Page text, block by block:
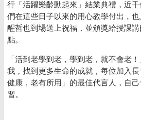
行「活躍樂齡動起來」結業典禮，近
們在這些日子以來的用心教學付出，
醒哲也到場送上祝福，並頒獎給授課
點。
「活到老學到老，學到老，就不會老
我，找到更多生命的成就，每位加入
健康，老有所用」的最佳代言人，自
習。